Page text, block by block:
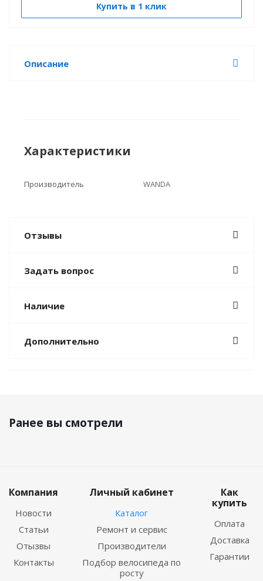
Купить в 1 клик
Описание
Характеристики
Производитель WANDA
Отзывы
Задать вопрос
Наличие
Дополнительно
Ранее вы смотрели
Компания
Новости
Статьи
Отызвы
Контакты
Личный кабинет
Каталог
Ремонт и сервис
Производители
Подбор велосипеда по
росту
Как
купить
Оплата
Доставка
Гарантии